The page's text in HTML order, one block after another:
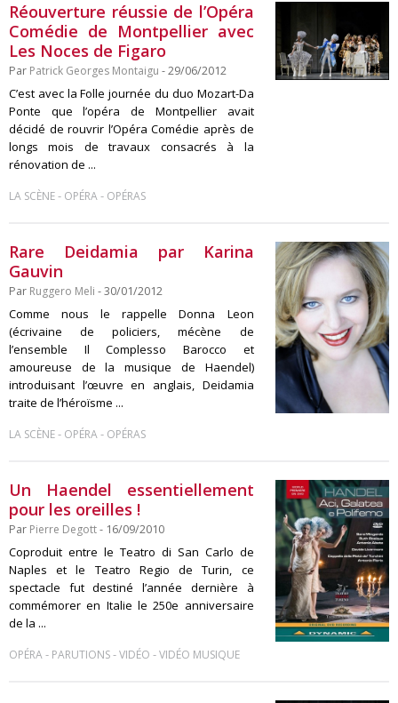
Réouverture réussie de l’Opéra
Comédie de Montpellier avec
Les Noces de Figaro
Par Patrick Georges Montaigu - 29/06/2012
C’est avec la Folle journée du duo Mozart-Da
Ponte que l’opéra de Montpellier avait
décidé de rouvrir l’Opéra Comédie après de
longs mois de travaux consacrés à la
rénovation de ...
LA SCÈNE- OPÉRA- OPÉRAS
Rare Deidamia par Karina
Gauvin
Par Ruggero Meli - 30/01/2012
Comme nous le rappelle Donna Leon
(écrivaine de policiers, mécène de
l’ensemble Il Complesso Barocco et
amoureuse de la musique de Haendel)
introduisant l’œuvre en anglais, Deidamia
traite de l’héroïsme ...
LA SCÈNE- OPÉRA- OPÉRAS
Un Haendel essentiellement
pour les oreilles !
Par Pierre Degott- 16/09/2010
Coproduit entre le Teatro di San Carlo de
Naples et le Teatro Regio de Turin, ce
spectacle fut destiné l’année dernière à
commémorer en Italie le 250e anniversaire
de la ...
OPÉRA- PARUTIONS-VIDÉO -VIDÉO MUSIQUE